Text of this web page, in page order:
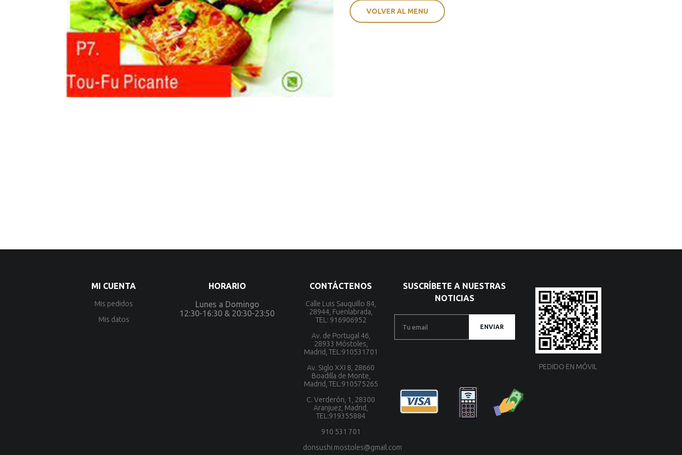
VOLVER AL MENU
MI CUENTA
Mis pedidos
Mis datos
HORARIO
Lunes a Domingo
12:30-16:30 & 20:30-23:50
CONTÁCTENOS
Calle Luis Sauquillo 84,
28944, Fuenlabrada,
TEL: 916906952
Av. de Portugal 46,
28933 Móstoles,
Madrid, TEL:910531701
Av. Siglo XXI 8, 28660
Boadilla de Monte,
Madrid, TEL:910575265
C. Verderón, 1, 28300
Aranjuez, Madrid,
TEL:919355884
910 531 701
donsushi.mostoles@gmail.com
SUSCRÍBETE A NUESTRAS
NOTICIAS
ENVIAR
PEDIDO EN MÓVIL